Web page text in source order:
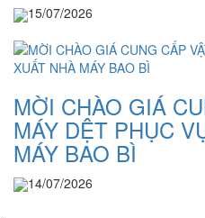
15/07/2026
MỜI CHÀO GIÁ
MÁY DỆT PHỤC
MÁY BAO BÌ
14/07/2026